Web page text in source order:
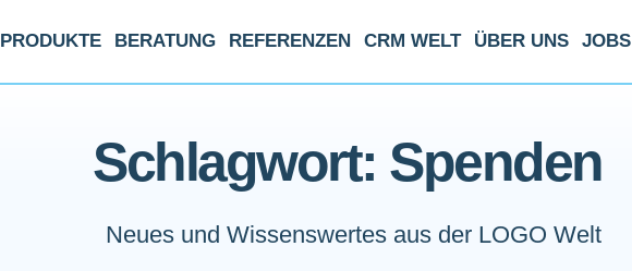
PRODUKTE BERATUNG REFERENZEN CRM WELT ÜBER UNS JOBS
Schlagwort: Spenden
Neues und Wissenswertes aus der LOGO Welt